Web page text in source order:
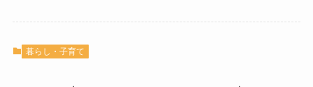
暮らし・子育て